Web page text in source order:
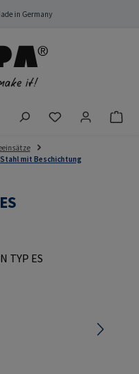
in Germany
Du hast 0
mit Beschichtung